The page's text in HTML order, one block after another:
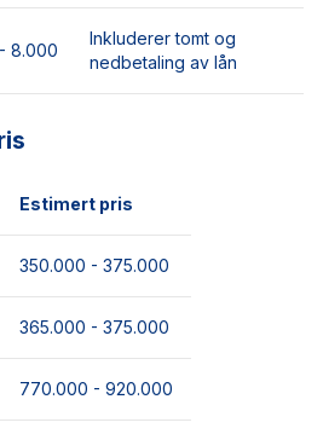
8.000
Inkluderer tomt og
nedbetaling av lån
Estimert pris
350.000 - 375.000
365.000 - 375.000
770.000 - 920.000